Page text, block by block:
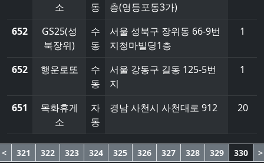
소
동
층(영등포동3가)
652
GS25(성
북장위)
수
동
서울 성북구 장위동 66-9번
지청마빌딩1층
1
652 행운로또
수
동
서울 강동구 길동 125-5번
지
1
651
목화휴게
소
자
동
경남 사천시 사천대로 912 20
< 321 322 323 324 325 326 327 328 329 330 >